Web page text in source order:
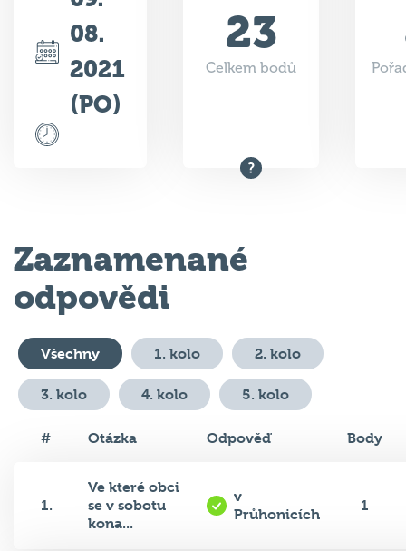
08.
2021
(PO)
23
Celkem bodů
Zaznamenané
odpovědi
Všechny 1. kolo 2. kolo
3. kolo 4. kolo 5. kolo
# Otázka Odpověď Body
1.
Ve které obci
se v sobotu
kona...
v
Průhonicích
1